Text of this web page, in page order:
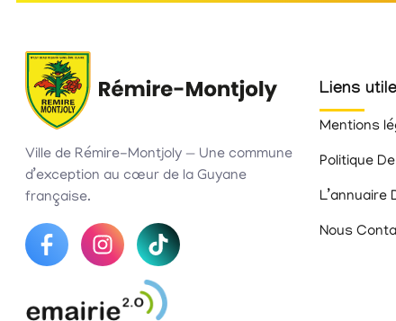
Ville de Rémire-Montjoly — Une commune
d’exception au cœur de la Guyane
française.
Liens
Mentions
Politique
Nous